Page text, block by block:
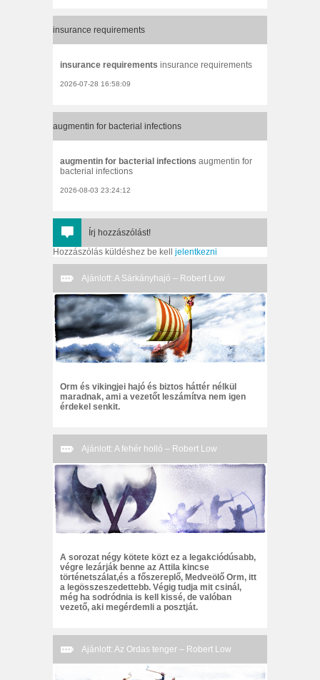
insurance requirements
insurance requirements insurance requirements
2026-07-28 16:58:09
augmentin for bacterial infections
augmentin for bacterial infections augmentin for
bacterial infections
2026-08-03 23:24:12
Írj hozzászólást!
Hozzászólás küldéshez be kell jelentkezni
Ajánlott: A Sárkányhajó – Robert Low
Orm és vikingjei hajó és biztos háttér nélkül
maradnak, ami a vezetőt leszámítva nem igen
érdekel senkit.
Ajánlott: A fehér holló – Robert Low
A sorozat négy kötete közt ez a legakciódúsabb,
végre lezárják benne az Attila kincse
történetszálat,és a főszereplő, Medveölő Orm, itt
a legösszeszedettebb. Végig tudja mit csinál,
még ha sodródnia is kell kissé, de valóban
vezető, aki megérdemli a posztját.
Ajánlott: Az Ordas tenger – Robert Low